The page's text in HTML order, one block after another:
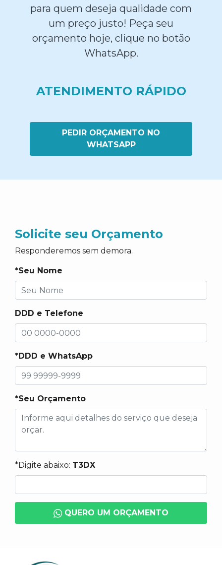
para quem deseja qualidade com
um preço justo! Peça seu
orçamento hoje, clique no botão
WhatsApp.
ATENDIMENTO RÁPIDO
PEDIR ORÇAMENTO NO
WHATSAPP
Solicite seu Orçamento
Responderemos sem demora.
*Seu Nome
DDD e Telefone
*DDD e WhatsApp
*Seu Orçamento
*Digite abaixo: T3DX
QUERO UM ORÇAMENTO